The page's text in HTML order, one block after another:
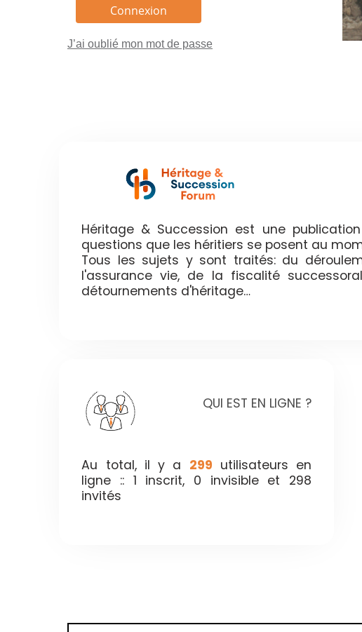
J’ai oublié mon mot de passe
Héritage & Succession est une
questions que les héritiers se posent au
Tous les sujets y sont traités: du
l'assurance vie, de la fiscalité
détournements d'héritage…
QUI EST EN LIGNE ?
Au total, il y a 299 utilisateurs en
ligne :: 1 inscrit, 0 invisible et 298
invités